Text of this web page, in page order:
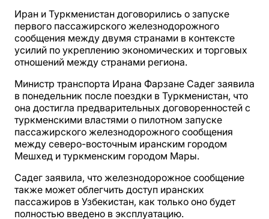
Иран и Туркменистан договорились о запуске
первого пассажирского железнодорожного
сообщения между двумя странами в контексте
усилий по укреплению экономических и торговых
отношений между странами региона.
Министр транспорта Ирана Фарзане Садег заявила
в понедельник после поездки в Туркменистан, что
она достигла предварительных договоренностей с
туркменскими властями о пилотном запуске
пассажирского железнодорожного сообщения
между северо-восточным иранским городом
Мешхед и туркменским городом Мары.
Садег заявила, что железнодорожное сообщение
также может облегчить доступ иранских
пассажиров в Узбекистан, как только оно будет
полностью введено в эксплуатацию.